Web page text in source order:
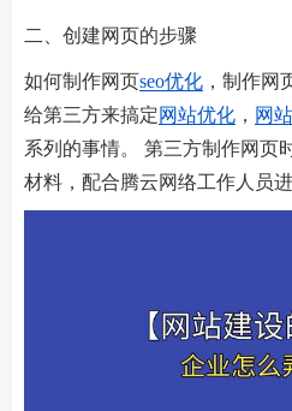
二、创建网页的步骤
如何制作网页seo优化 ，制作网
给第三方来搞定网站优化 网
系列的事情。 第三方制作网页
材料，配合腾云网络工作人员